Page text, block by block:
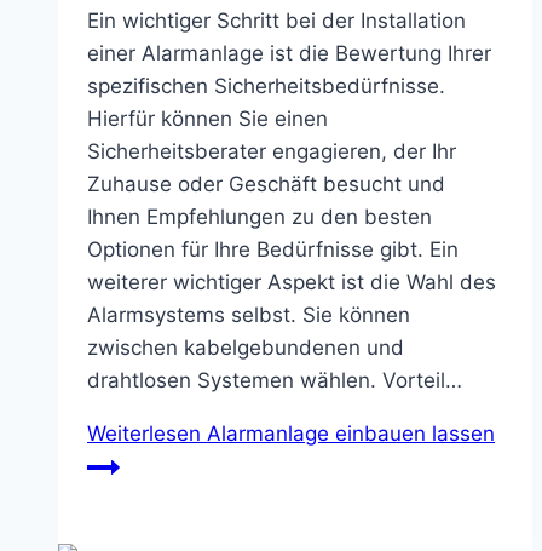
Ein wichtiger Schritt bei der Installation
einer Alarmanlage ist die Bewertung Ihrer
spezifischen Sicherheitsbedürfnisse.
Hierfür können Sie einen
Sicherheitsberater engagieren, der Ihr
Zuhause oder Geschäft besucht und
Ihnen Empfehlungen zu den besten
Optionen für Ihre Bedürfnisse gibt. Ein
weiterer wichtiger Aspekt ist die Wahl des
Alarmsystems selbst. Sie können
zwischen kabelgebundenen und
drahtlosen Systemen wählen. Vorteil…
Weiterlesen Alarmanlage einbauen lassen